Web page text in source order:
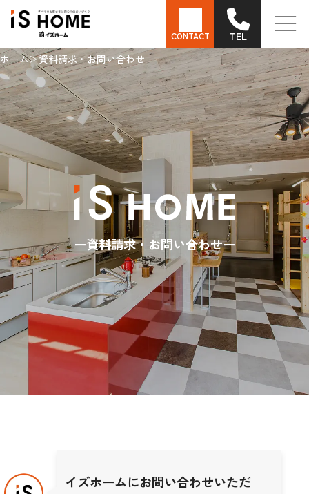
CONTACT
TEL
ホーム
資料請求・お問い合わせ
資料請求・お問い合わせ
イズホームにお問い合わせいただ